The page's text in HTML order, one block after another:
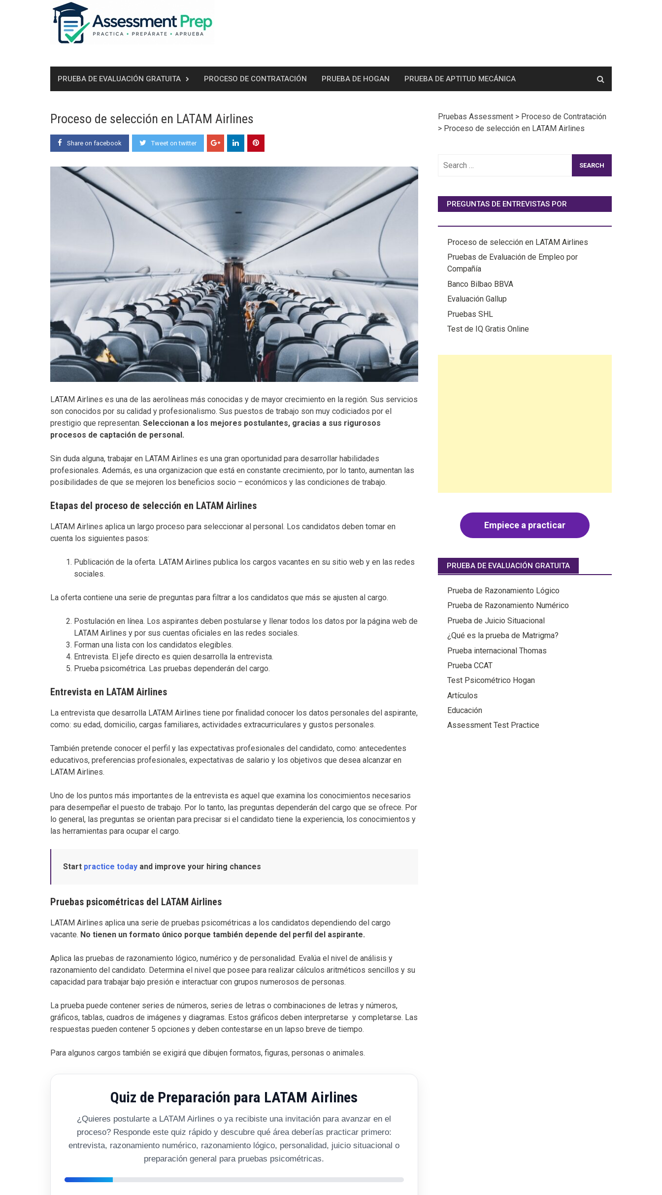
PRUEBA DE EVALUACIÓN GRATUITA PROCESO DE CONTRATACIÓN PRUEBA DE HOGAN PRUEBA DE APTITUD MECÁNICA
Proceso de selección en LATAM Airlines
Share on facebook Tweet on twitter
LATAM Airlines es una de las aerolíneas más conocidas y de mayor crecimiento en la región. Sus servicios
son conocidos por su calidad y profesionalismo. Sus puestos de trabajo son muy codiciados por el
prestigio que representan. Seleccionan a los mejores postulantes, gracias a sus rigurosos
procesos de captación de personal.
Sin duda alguna, trabajar en LATAM Airlines es una gran oportunidad para desarrollar habilidades
profesionales. Además, es una organizacion que está en constante crecimiento, por lo tanto, aumentan las
posibilidades de que se mejoren los beneficios socio – económicos y las condiciones de trabajo.
Etapas del proceso de selección en LATAM Airlines
LATAM Airlines aplica un largo proceso para seleccionar al personal. Los candidatos deben tomar en
cuenta los siguientes pasos:
Publicación de la oferta. LATAM Airlines publica los cargos vacantes en su sitio web y en las redes
sociales.
La oferta contiene una serie de preguntas para filtrar a los candidatos que más se ajusten al cargo.
Postulación en línea. Los aspirantes deben postularse y llenar todos los datos por la página web de
LATAM Airlines y por sus cuentas oficiales en las redes sociales.
Forman una lista con los candidatos elegibles.
Entrevista. El jefe directo es quien desarrolla la entrevista.
Prueba psicométrica. Las pruebas dependerán del cargo.
Entrevista en LATAM Airlines
La entrevista que desarrolla LATAM Airlines tiene por finalidad conocer los datos personales del aspirante,
como: su edad, domicilio, cargas familiares, actividades extracurriculares y gustos personales.
También pretende conocer el perfil y las expectativas profesionales del candidato, como: antecedentes
educativos, preferencias profesionales, expectativas de salario y los objetivos que desea alcanzar en
LATAM Airlines.
Uno de los puntos más importantes de la entrevista es aquel que examina los conocimientos necesarios
para desempeñar el puesto de trabajo. Por lo tanto, las preguntas dependerán del cargo que se ofrece. Por
lo general, las preguntas se orientan para precisar si el candidato tiene la experiencia, los conocimientos y
las herramientas para ocupar el cargo.
Start practice today and improve your hiring chances
Pruebas psicométricas del LATAM Airlines
LATAM Airlines aplica una serie de pruebas psicométricas a los candidatos dependiendo del cargo
vacante. No tienen un formato único porque también depende del perfil del aspirante.
Aplica las pruebas de razonamiento lógico, numérico y de personalidad. Evalúa el nivel de análisis y
razonamiento del candidato. Determina el nivel que posee para realizar cálculos aritméticos sencillos y su
capacidad para trabajar bajo presión e interactuar con grupos numerosos de personas.
La prueba puede contener series de números, series de letras o combinaciones de letras y números,
gráficos, tablas, cuadros de imágenes y diagramas. Estos gráficos deben interpretarse y completarse. Las
respuestas pueden contener 5 opciones y deben contestarse en un lapso breve de tiempo.
Para algunos cargos también se exigirá que dibujen formatos, figuras, personas o animales.
Quiz de Preparación para LATAM Airlines
¿Quieres postularte a LATAM Airlines o ya recibiste una invitación para avanzar en el
proceso? Responde este quiz rápido y descubre qué área deberías practicar primero:
entrevista, razonamiento numérico, razonamiento lógico, personalidad, juicio situacional o
preparación general para pruebas psicométricas.
Pruebas Assessment> Proceso de Contratación
> Proceso de selección en LATAM Airlines
for:
PREGUNTAS DE ENTREVISTAS POR
Proceso de selección en LATAM Airlines
Pruebas de Evaluación de Empleo por
Compañía
Banco Bilbao BBVA
Evaluación Gallup
Pruebas SHL
Test de IQ Gratis Online
Empiece a practicar
PRUEBA DE EVALUACIÓN GRATUITA
Prueba de Razonamiento Lógico
Prueba de Razonamiento Numérico
Prueba de Juicio Situacional
¿Qué es la prueba de Matrigma?
Prueba internacional Thomas
Prueba CCAT
Test Psicométrico Hogan
Artículos
Educación
Assessment Test Practice